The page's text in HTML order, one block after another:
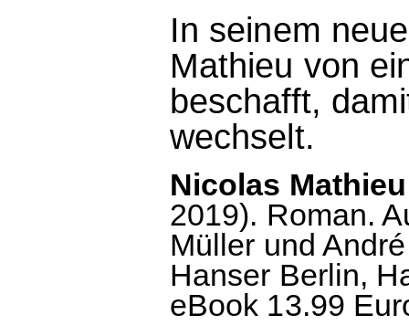
In seinem
Mathieu von
beschafft,
wechselt.
Nicolas
2019). Roman.
Müller und
Hanser Berlin,
eBook 13.99